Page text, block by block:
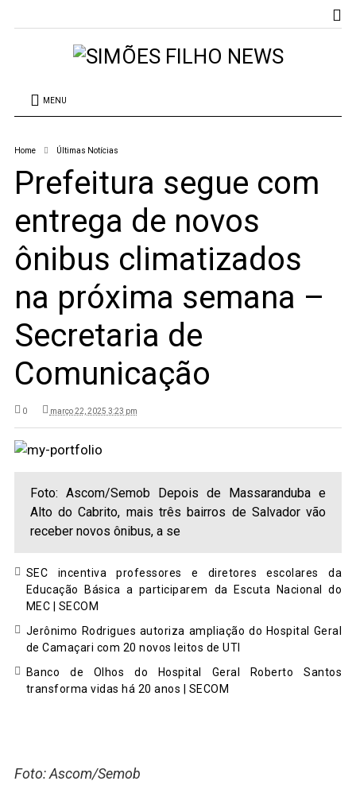
MENU
Home Últimas Notícias
Prefeitura segue com
entrega de novos
ônibus climatizados
na próxima semana –
Secretaria de
Comunicação
0 março 22, 2025 3:23 pm
Foto: Ascom/Semob Depois de Massaranduba e
Alto do Cabrito, mais três bairros de Salvador vão
receber novos ônibus, a se
SEC incentiva professores e diretores escolares da
Educação Básica a participarem da Escuta Nacional do
MEC | SECOM
Jerônimo Rodrigues autoriza ampliação do Hospital Geral
de Camaçari com 20 novos leitos de UTI
Banco de Olhos do Hospital Geral Roberto Santos
transforma vidas há 20 anos | SECOM
Foto: Ascom/Semob